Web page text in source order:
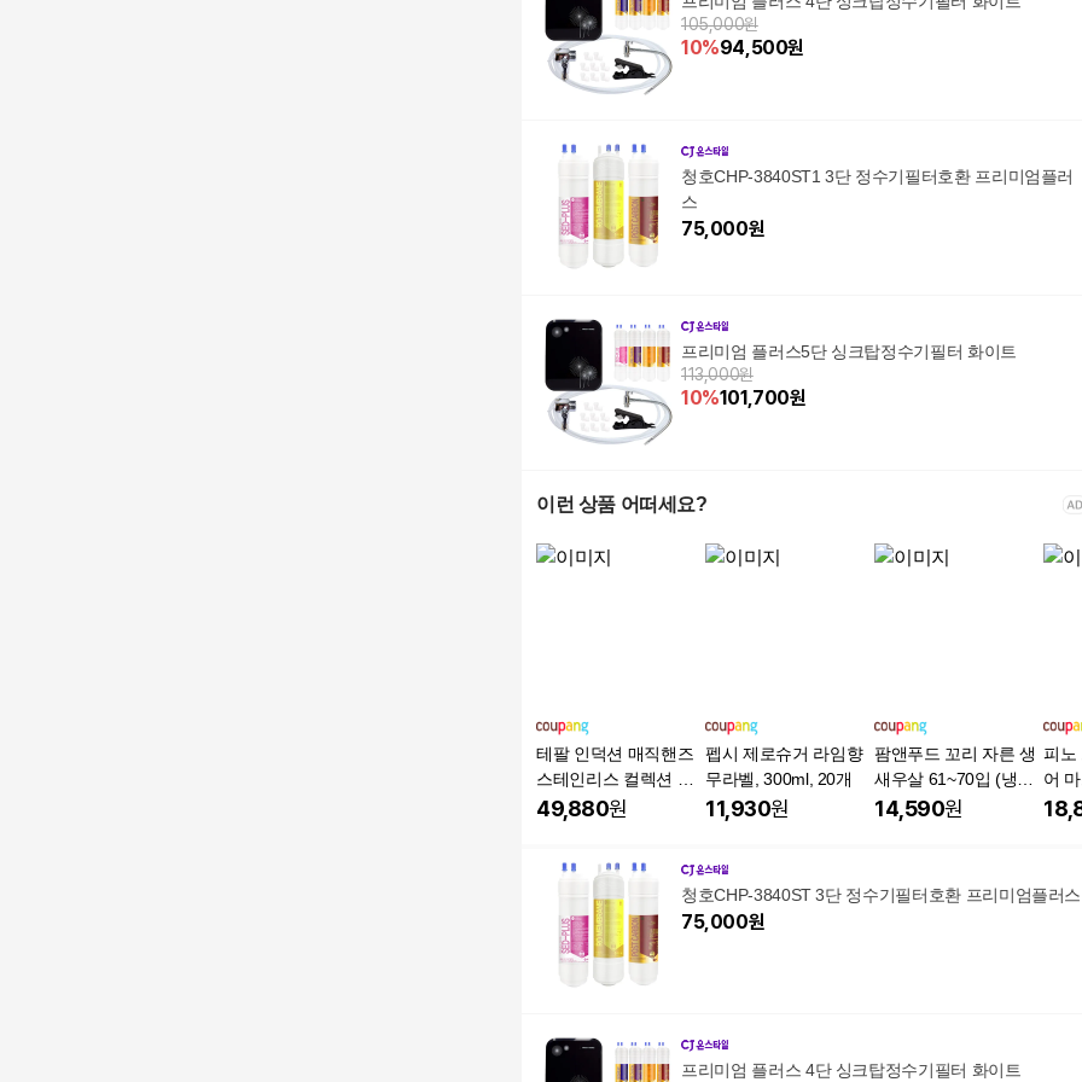
105,000원
10%94,500원
청호CHP-3840ST1 3단 정수기필터호환 프리미엄플러
스
75,000원
프리미엄 플러스5단 싱크탑정수기필터 화이트
113,000원
10%101,700원
이런 상품 어떠세요?
테팔 인덕션 매직핸즈
스테인리스 컬렉션 트
라이미 프라이팬세트 3
팬 26cm + 매직핸즈 분
리형 손잡이, 1세트
49,880원
펩시 제로슈거 라임향
무라벨, 300ml, 20개
11,930원
팜앤푸드 꼬리 자른 생
새우살 61~70입 (냉
동), 900g, 1개
14,590원
피노
어
청호CHP-3840ST 3단 정수기필터호환 프리미엄플러스
75,000원
프리미엄 플러스 4단 싱크탑정수기필터 화이트